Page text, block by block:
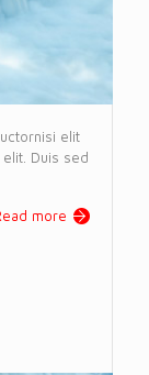
elit
Duis sed
more